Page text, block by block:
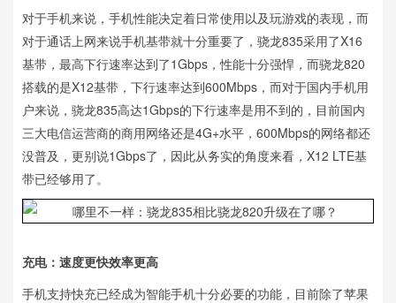
对于手机来说，手机性能决定着日常使用以及玩游戏的表现，而
对于通话上网来说手机基带就十分重要了，骁龙835采用了X16
基带，最高下行速率达到了1Gbps，性能十分强悍，而骁龙820
搭载的是X12基带，下行速率达到600Mbps，而对于国内手机用
户来说，骁龙835高达1Gbps的下行速率是用不到的，目前国内
三大电信运营商的商用网络还是4G+水平，600Mbps的网络都还
没普及，更别说1Gbps了，因此从务实的角度来看，X12 LTE基
带已经够用了。
充电：速度更快效率更高
手机支持快充已经成为智能手机十分必要的功能，目前除了苹果